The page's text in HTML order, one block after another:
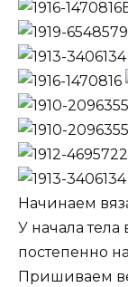
Начинаем
У начала
постепенно
Пришиваем